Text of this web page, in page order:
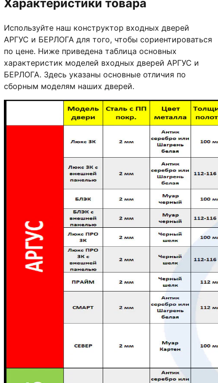
Характеристики товара
Используйте наш конструктор входных дверей
АРГУС и БЕРЛОГА для того, чтобы сориентироваться
по цене. Ниже приведена таблица основных
характеристик моделей входных дверей АРГУС и
БЕРЛОГА. Здесь указаны основные отличия по
сборным моделям наших дверей.